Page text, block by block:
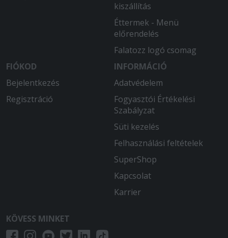
kiszállítás
Éttermek - Menü
előrendelés
Falatozz logó csomag
FIÓKOD
Bejelentkezés
Regisztráció
INFORMÁCIÓ
Adatvédelem
Fogyasztói Értékelési
Szabályzat
Süti kezelés
Felhasználási feltételek
SuperShop
Kapcsolat
Karrier
KÖVESS MINKET